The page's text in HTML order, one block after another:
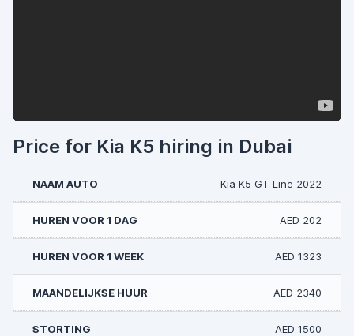
Price for Kia K5 hiring in Dubai
Kia K5 GT Line 2022
AED 202
AED 1323
AED 2340
AED 1500